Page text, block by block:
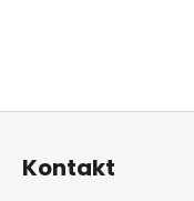
Z
Kontakt